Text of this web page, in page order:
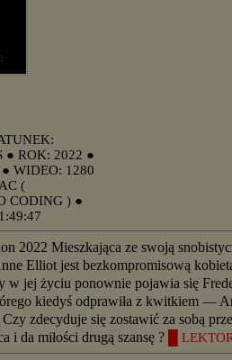
● ROK: 2022 ●
● WIDEO: 1280
(
CODING ) ●
2022 Mieszkająca ze swoją
Elliot jest bezkompromisową
w jej życiu ponownie pojawia się
kiedyś odprawiła z kwitkiem —
zdecyduje się zostawić za sobą
i da miłości drugą szansę ?
█